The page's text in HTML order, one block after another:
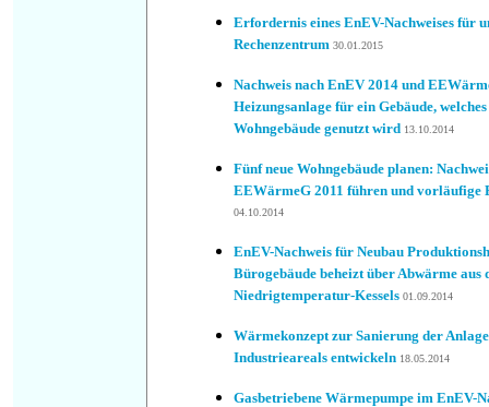
Erfordernis eines EnEV-Nachweises für
Rechenzentrum 30.01.2015
Nachweis nach EnEV 2014 und
Heizungsanlage für ein Gebäude,
Wohngebäude genutzt wird 13.10.2014
Fünf neue Wohngebäude planen:
EEWärmeG 2011 führen und vorläufige
04.10.2014
EnEV-Nachweis für Neubau
Bürogebäude beheizt über Abwärme aus
Niedrigtemperatur-Kessels 01.09.2014
Wärmekonzept zur Sanierung der
Industrieareals entwickeln 18.05.2014
Gasbetriebene Wärmepumpe im EnEV-